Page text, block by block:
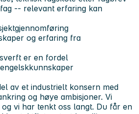
-- relevant erfaring kan
og erfaring fra
er en fordel
av et industrielt konsern med
og høye ambisjoner. Vi
vi har tenkt oss langt. Du får en